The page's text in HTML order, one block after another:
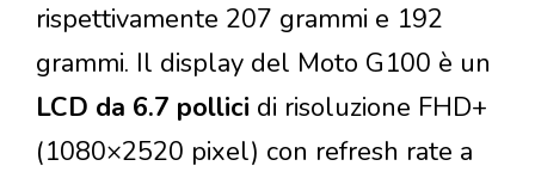
rispettivamente 207 grammi e 192
grammi. Il display del Moto G100 è un
LCD da 6.7 pollici di risoluzione FHD+
(1080×2520 pixel) con refresh rate a